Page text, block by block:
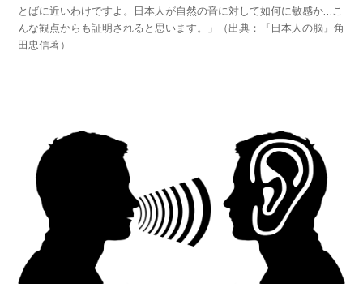
とばに近いわけですよ。日本人が自然の音に対して如何に敏感か…こ
んな観点からも証明されると思います。」（出典：『日本人の脳』角
田忠信著）